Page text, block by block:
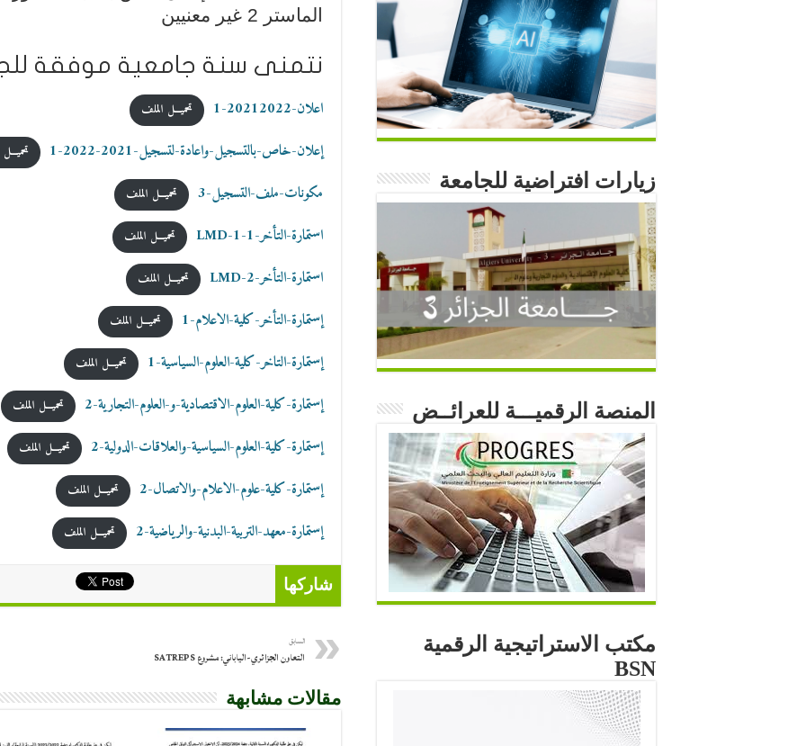
الماستر 2 غير معنيين
نتمنى سنة جامعية موفقة
اعلان-20212022-1 تحميـــل الملف
إعلان-خاص-بالتسجيل-واعادة-لتسجيل-2021-2022-1
مكونات-ملف-التسجيل-3 تحميـــل الملف
استمارة-التأخر-LMD-1-1 تحميـــل الملف
استمارة-التأخر-LMD-2 تحميـــل الملف
إستمارة-التأخر-كلية-الاعلام-1 تحميـــل الملف
إستمارة-التاخر-كلية-العلوم-السياسية-1 تحميـــل الملف
إستمارة-كلية-العلوم-الاقتصادية-و-العلوم-التجارية-2 تحميـــل الملف
إستمارة-كلية-العلوم-السياسية-والعلاقات-الدولية-2 تحميـــل الملف
إستمارة-كلية-علوم-الاعلام-والاتصال-2 تحميـــل الملف
إستمارة-معهد-التربية-البدنية-والرياضية-2 تحميـــل الملف
شاركها
السابق
التعاون الجزائري-الياباني: مشروع SATREPS
مقالات مشابهة
زيارات افتراضية للجامعة
المنصة الرقميـــة للعرائــض
مكتب الاستراتيجية الرقمية
BSN